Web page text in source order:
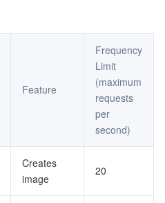
Feature
Frequency
Limit
(maximum
requests
per
second)
Creates
image
20